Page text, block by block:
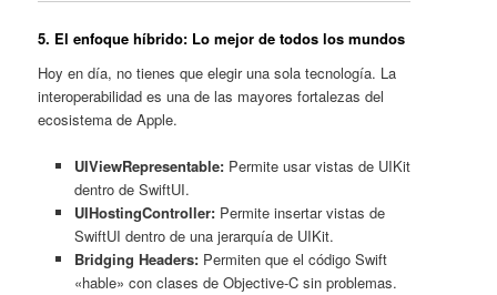
5. El enfoque híbrido: Lo mejor de todos los mundos
Hoy en día, no tienes que elegir una sola tecnología. La
interoperabilidad es una de las mayores fortalezas del
ecosistema de Apple.
UIViewRepresentable:Permite usar vistas de UIKit
dentro de SwiftUI.
UIHostingController:Permite insertar vistas de
SwiftUI dentro de una jerarquía de UIKit.
Bridging Headers:Permiten que el código Swift
«hable» con clases de Objective-C sin problemas.